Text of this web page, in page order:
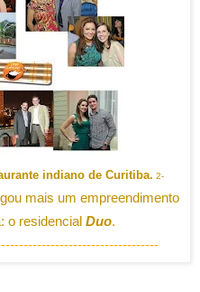
indiano de Curitiba. 2-
mais um empreendimento
o residencial Duo.